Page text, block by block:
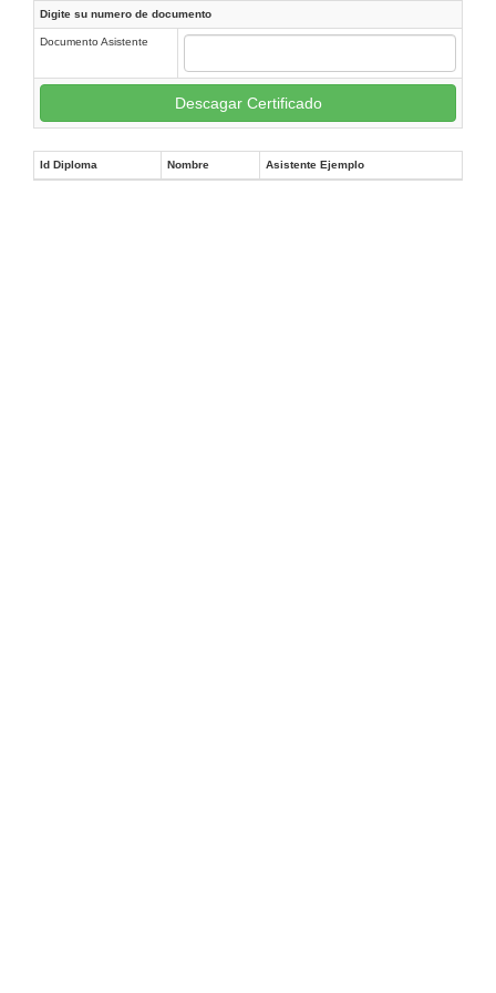
Digite su numero de documento
Documento Asistente
Descagar Certificado
Id Diploma Nombre Asistente Ejemplo